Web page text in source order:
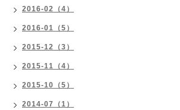
2016-02（4）
2016-01（5）
2015-12（3）
2015-11（4）
2015-10（5）
2014-07（1）